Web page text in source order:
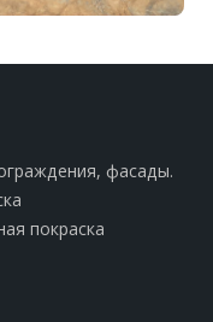
фасады.
покраска